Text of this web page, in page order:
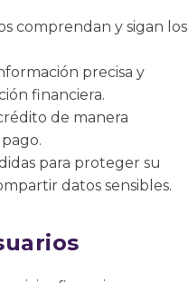
comprendan y sigan los
precisa y
financiera.
de manera
para proteger su
datos sensibles.